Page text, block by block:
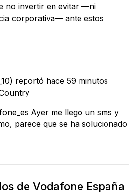
no invertir en evitar —ni
corporativa— ante estos
reportó hace 59 minutos
Ayer me llego un sms y
parece que se ha solucionado
de Vodafone España